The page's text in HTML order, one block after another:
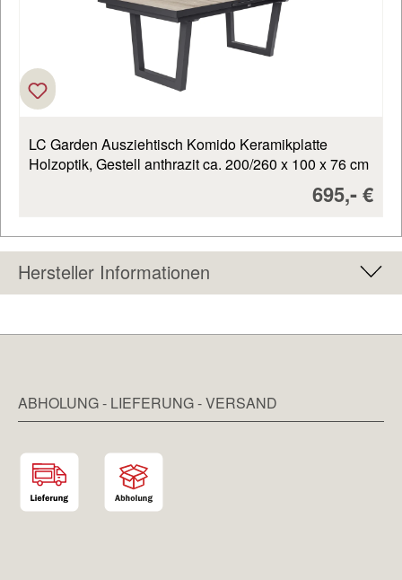
LC Garden Ausziehtisch Komido Keramikplatte
Holzoptik, Gestell anthrazit ca. 200/260 x 100 x 76 cm
695,-€
Hersteller Informationen
ABHOLUNG - LIEFERUNG - VERSAND